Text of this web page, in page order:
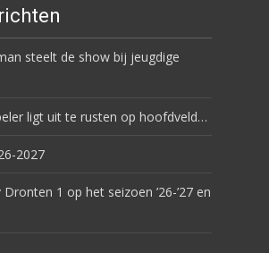
steelt de show bij jeugdige
ligt uit te rusten op hoofdveld…
2027
1 op het seizoen ’26-’27 en